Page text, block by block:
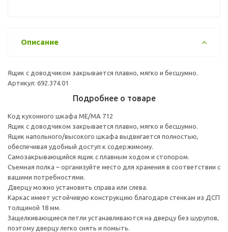
Описание
Ящик с доводчиком закрывается плавно, мягко и бесшумно.
Артикул: 692.374.01
Подробнее о товаре
Код кухонного шкафа ME/MA 712
Ящик с доводчиком закрывается плавно, мягко и бесшумно.
Ящик напольного/высокого шкафа выдвигается полностью,
обеспечивая удобный доступ к содержимому.
Cамозакрывающийся ящик с плавным ходом и стопором.
Съемная полка – организуйте место для хранения в соответствии с
вашими потребностями.
Дверцу можно установить справа или слева.
Каркас имеет устойчивую конструкцию благодаря стенкам из ДСП
толщиной 18 мм.
Защелкивающиеся петли устанавливаются на дверцу без шурупов,
поэтому дверцу легко снять и помыть.